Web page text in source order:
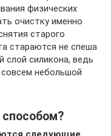
физических
очистку именно
старого
стараются не спеша
слой силикона, ведь
небольшой